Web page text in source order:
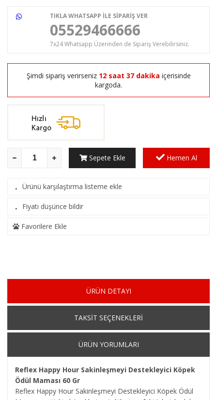
TIKLA WHATSAPP İLE SİPARİŞ VER
05529466666
7x24 Whatsapp Üzerinden de Sipariş Verebilirsiniz.
Şimdi sipariş verirseniz 12 saat 37 dakika içerisinde
kargoda.
Sepete Ekle Hemen Al
· Ürünü karşılaştırma listeme ekle
(Karşılaştır)
· Fiyatı düşünce bildir
Favorilere Ekle
ÜRÜN DETAYI
TAKSİT SEÇENEKLERİ
ÜRÜN YORUMLARI
Reflex Happy Hour Sakinleşmeyi Destekleyici Köpek
Ödül Maması 60 Gr
Reflex Happy Hour Sakinleşmeyi Destekleyici Köpek Ödül